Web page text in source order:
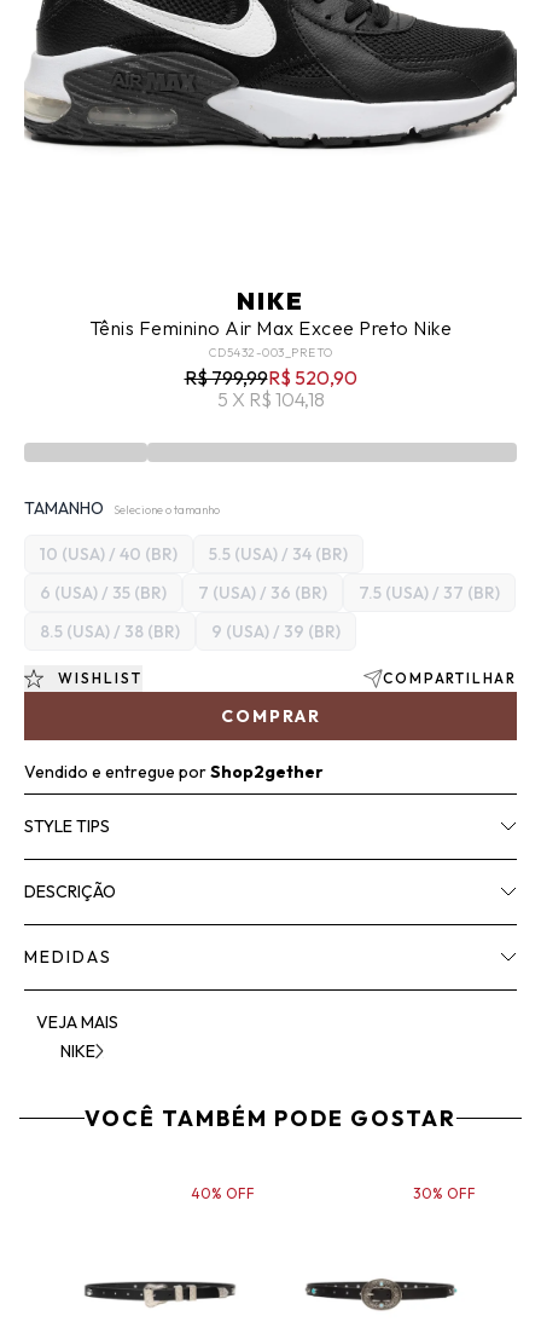
NIKE
Tênis Feminino Air Max Excee Preto Nike
CD5432-003_PRETO
R$ 799,99R$ 520,90
5 X R$ 104,18
TAMANHO Selecione o tamanho
10 (USA) / 40 (BR)
5.5 (USA) / 34 (BR)
6 (USA) / 35 (BR)
7 (USA) / 36 (BR)
7.5 (USA) / 37 (BR)
8.5 (USA) / 38 (BR)
9 (USA) / 39 (BR)
COMPRAR
WISHLIST COMPARTILHAR
Vendido e entregue porShop2gether
STYLE TIPS
DESCRIÇÃO
MEDIDAS
VEJA MAIS
NIKE
VOCÊ TAMBÉM PODE GOSTAR
40% OFF 30% OFF